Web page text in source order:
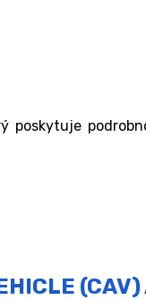
poskytuje